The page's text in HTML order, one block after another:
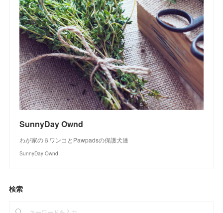
SunnyDay Ownd
わが家の６ワンコとPawpadsの保護犬達
SunnyDay Ownd
検索